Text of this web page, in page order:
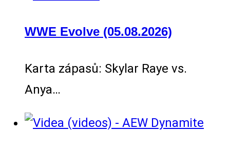
WWE Evolve (05.08.2026)
Karta zápasů: Skylar Raye vs.
Anya…